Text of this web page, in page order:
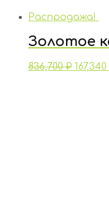
Распродажа!
Золотое
836,700₽ 167,340